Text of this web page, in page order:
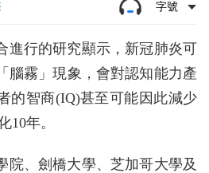
字號
進行的研究顯示，新冠肺炎可
腦霧」現象，會對認知能力產
的智商(IQ)甚至可能因此減少
10年。
院、劍橋大學、芝加哥大學及